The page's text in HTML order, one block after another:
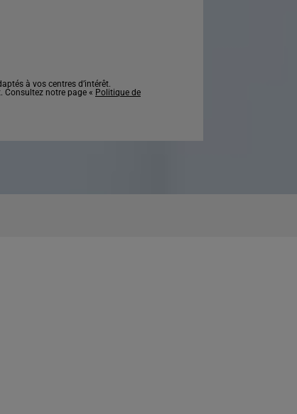
à vos centres d’intérêt.
Consultez notre page « Politique de